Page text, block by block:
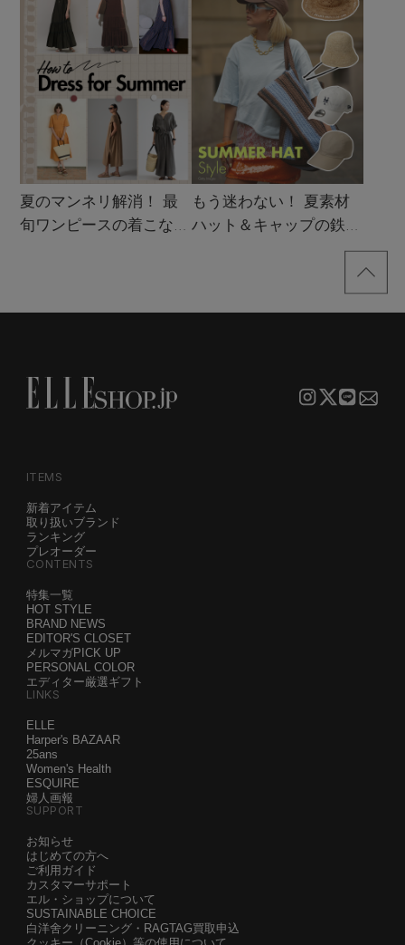
夏のマンネリ解消！ 最
旬ワンピースの着こなし
もう迷わない！ 夏素材
ハット＆キャップの鉄板
ITEMS
新着アイテム
取り扱いブランド
ランキング
プレオーダー
CONTENTS
特集一覧
HOT STYLE
BRAND NEWS
EDITOR'S CLOSET
メルマガPICK UP
PERSONAL COLOR
エディター厳選ギフト
LINKS
ELLE
Harper's BAZAAR
25ans
Women's Health
ESQUIRE
婦人画報
SUPPORT
お知らせ
はじめての方へ
ご利用ガイド
カスタマーサポート
エル・ショップについて
SUSTAINABLE CHOICE
白洋舍クリーニング・RAGTAG買取申込